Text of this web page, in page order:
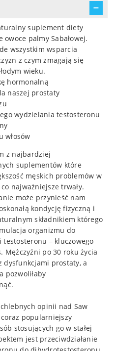
suplement diety
owoce palmy Sabałowej.
wszystkim wsparcia
z czym zmagają się
wieku.
hormonalną
naszej prostaty
wydzielania testosteronu
włosów
z najbardziej
suplementów które
męskich problemów w
najważniejsze trwały.
może przynieść nam
kondycję fizyczną i
składnikiem którego
organizmu do
– kluczowego
Mężczyźni po 30 roku życia
dysfunkcjami prostaty, a
pozwoliłaby
opinii nad Saw
popularniejszy
stosujących go w stałej
jest przeciwdziałanie